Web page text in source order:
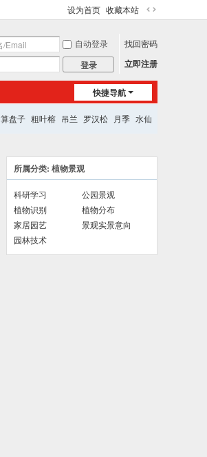
设为首页 收藏本站
切
到
宽
版
自动登录
找回密码
登录 立即注册
快捷导航
算盘子 粗叶榕 吊兰 罗汉松 月季 水仙
所属分类: 植物景观
科研学习
公园景观
植物识别
植物分布
家居园艺
景观实景意向
园林技术